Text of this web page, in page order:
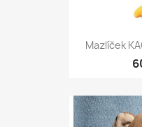
Mazlíček